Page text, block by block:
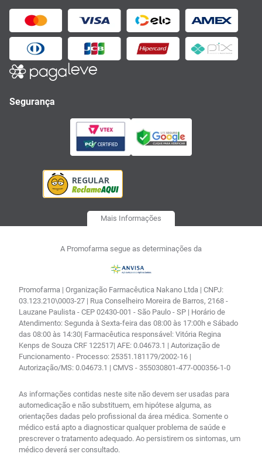
Segurança
Mais Informações
A Promofarma segue as determinações da
Promofarma | Organização Farmacêutica Nakano Ltda | CNPJ:
03.123.210\0003-27 | Rua Conselheiro Moreira de Barros, 2168 -
Lauzane Paulista - CEP 02430-001 - São Paulo - SP | Horário de
Atendimento: Segunda à Sexta-feira das 08:00 às 17:00h e Sábado
das 08:00 às 14:30| Farmacêutica responsável: Vitória Regina
Kenps de Souza CRF 122517| AFE: 0.04673.1 | Autorização de
Funcionamento - Processo: 25351.181179/2002-16 |
Autorização/MS: 0.04673.1 | CMVS - 355030801-477-000356-1-0
As informações contidas neste site não devem ser usadas para
automedicação e não substituem, em hipótese alguma, as
orientações dadas pelo profissional da área médica. Somente o
médico está apto a diagnosticar qualquer problema de saúde e
prescrever o tratamento adequado. Ao persistirem os sintomas, um
médico deverá ser consultado.